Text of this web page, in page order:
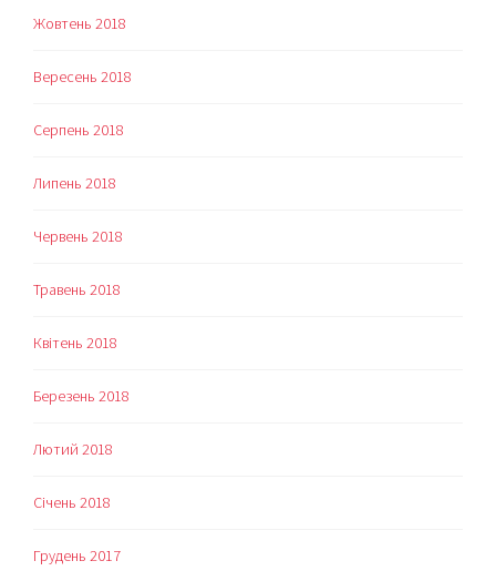
Жовтень 2018
Вересень 2018
Серпень 2018
Липень 2018
Червень 2018
Травень 2018
Квітень 2018
Березень 2018
Лютий 2018
Січень 2018
Грудень 2017